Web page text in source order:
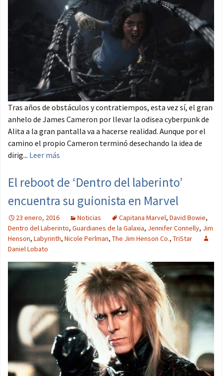
Tras años de obstáculos y contratiempos, esta vez sí, el gran
anhelo de James Cameron por llevar la odisea cyberpunk de
Alita a la gran pantalla va a hacerse realidad. Aunque por el
camino el propio Cameron terminó desechando la idea de
dirig... Leer más
El reboot de ‘Dentro del laberinto’
encuentra su guionista en Marvel
23 enero, 2016 Noticias Capitana Marvel, David Bowie,
Dentro del Laberinto, Guardianes de la Galaxia, Jennifer Connelly, Jim
Henson, Labyrinth, Nicole Perlman, The Jim Henson Co., TriStar
Daniel Lobato